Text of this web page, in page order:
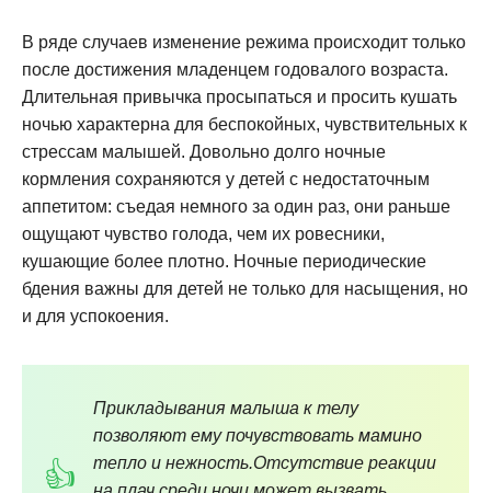
В ряде случаев изменение режима происходит только
после достижения младенцем годовалого возраста.
Длительная привычка просыпаться и просить кушать
ночью характерна для беспокойных, чувствительных к
стрессам малышей. Довольно долго ночные
кормления сохраняются у детей с недостаточным
аппетитом: съедая немного за один раз, они раньше
ощущают чувство голода, чем их ровесники,
кушающие более плотно. Ночные периодические
бдения важны для детей не только для насыщения, но
и для успокоения.
Прикладывания малыша к телу
позволяют ему почувствовать мамино
тепло и нежность.Отсутствие реакции